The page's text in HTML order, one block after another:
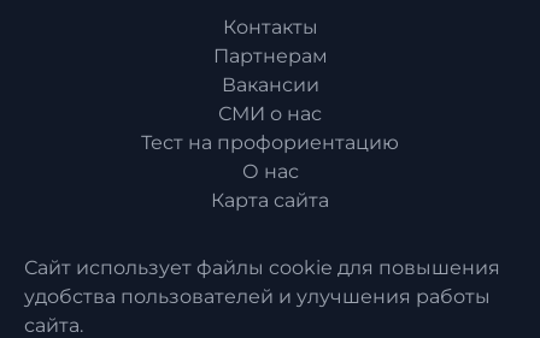
Контакты
Партнерам
Вакансии
СМИ о нас
Тест на профориентацию
О нас
Карта сайта
Сайт использует файлы cookie для повышения
удобства пользователей и улучшения работы
сайта.